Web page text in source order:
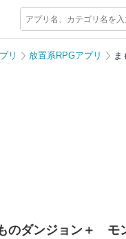
リ 放置系RPGアプリ ま
のダンジョン＋ モ